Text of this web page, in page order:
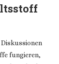
fungieren,